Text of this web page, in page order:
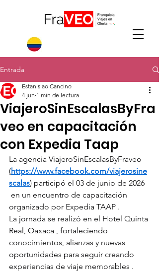
Entrada
ViajeroSinEscalasByFra
veo en capacitación
con Expedia Taap
Estanislao Cancino
4 jun 1 min de lectura
La agencia ViajeroSinEscalasByFraveo
(https://www.facebook.com/viajerosine
scalas) participó el 03 de junio de 2026
en un encuentro de capacitación
organizado por Expedia TAAP .
La jornada se realizó en el Hotel Quinta
Real, Oaxaca , fortaleciendo
conocimientos, alianzas y nuevas
oportunidades para seguir creando
experiencias de viaje memorables .